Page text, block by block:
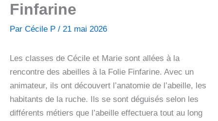
Finfarine
Par Cécile P / 21 mai 2026
Les classes de Cécile et Marie sont allées à la
rencontre des abeilles à la Folie Finfarine. Avec un
animateur, ils ont découvert l’anatomie de l’abeille, les
habitants de la ruche. Ils se sont déguisés selon les
différents métiers que l’abeille effectuera tout au long